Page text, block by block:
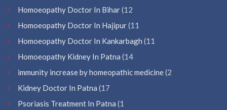
Homoeopathy Doctor In Bihar(12
Homoeopathy Doctor In Hajipur(11
Homoeopathy Doctor In Kankarbagh (11
Homoeopathy Kidney In Patna (14
immunity increase by homeopathic medicine(2
Kidney Doctor In Patna (17
Psoriasis Treatment In Patna (1